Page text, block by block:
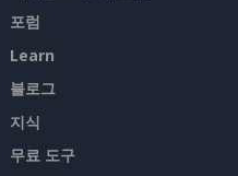
포럼
Learn
블로그
지식
무료 도구